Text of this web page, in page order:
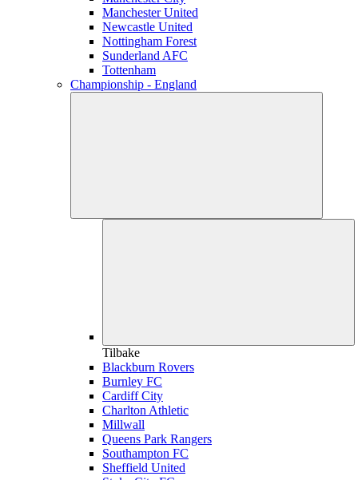
Manchester United
Newcastle United
Nottingham Forest
Sunderland AFC
Tottenham
Championship - England
Tilbake
Blackburn Rovers
Burnley FC
Cardiff City
Charlton Athletic
Millwall
Queens Park Rangers
Southampton FC
Sheffield United